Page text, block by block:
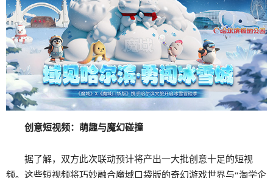
创意短视频：萌趣与魔幻碰撞
据了解，双方此次联动预计将产出一大批创意十足的短视
频。这些短视频将巧妙融合魔域口袋版的奇幻游戏世界与“淘学企